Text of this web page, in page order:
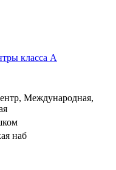
класса А
Международная,
наб